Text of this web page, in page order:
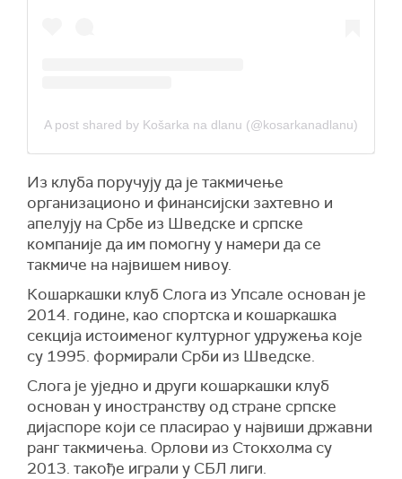
A post shared by Košarka na dlanu (@kosarkanadlanu)
Из клуба поручују да је такмичење
организационо и финансијски захтевно и
апелују на Србе из Шведске и српске
компаније да им помогну у намери да се
такмиче на највишем нивоу.
Кошаркашки клуб Слога из Упсале основан је
2014. године, као спортска и кошаркашка
секција истоименог културног удружења које
су 1995. формирали Срби из Шведске.
Слога је уједно и други кошаркашки клуб
основан у иностранству од стране српске
дијаспоре који се пласирао у највиши државни
ранг такмичења. Орлови из Стокхолма су
2013. такође играли у СБЛ лиги.